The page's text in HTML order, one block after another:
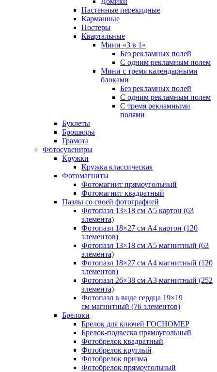
Настенные перекидные
Карманные
Постеры
Квартальные
Мини «3 в 1»
Без рекламных полей
С одним рекламным полем
Мини с тремя календарными
блоками
Без рекламных полей
С одним рекламным полем
С тремя рекламными
полями
Буклеты
Брошюры
Грамота
Фотосувениры
Кружки
Кружка классическая
Фотомагниты
Фотомагнит прямоугольный
Фотомагнит квадратный
Пазлы со своей фотографией
Фотопазл 13×18 см А5 картон (63
элемента)
Фотопазл 18×27 см А4 картон (120
элементов)
Фотопазл 13×18 см А5 магнитный (63
элемента)
Фотопазл 18×27 см А4 магнитный (120
элементов)
Фотопазл 26×38 см А3 магнитный (252
элемента)
Фотопазл в виде сердца 19×19
см магнитный (76 элементов)
Брелоки
Брелок для ключей ГОСНОМЕР
Брелок-подвеска прямоугольный
Фотобрелок квадратный
Фотобрелок круглый
Фотобрелок призма
Фотобрелок прямоугольный